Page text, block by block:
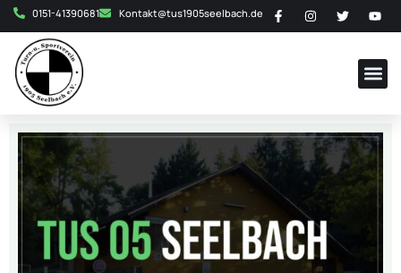
0151-41390681 Kontakt@tus1905seelbach.de